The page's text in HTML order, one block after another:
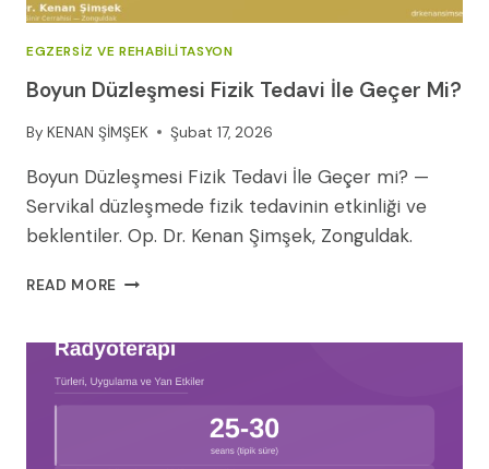
EGZERSIZ VE REHABILITASYON
Boyun Düzleşmesi Fizik Tedavi İle Geçer Mi?
By KENAN ŞİMŞEK Şubat 17, 2026
Boyun Düzleşmesi Fizik Tedavi İle Geçer mi? —
Servikal düzleşmede fizik tedavinin etkinliği ve
beklentiler. Op. Dr. Kenan Şimşek, Zonguldak.
READ MORE BOYUN
TEDAVI
GEÇER